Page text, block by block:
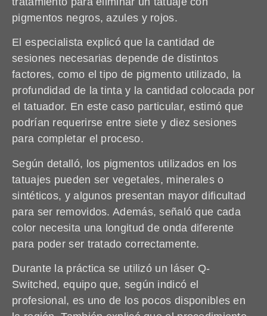
pigmentos negros, azules y rojos.
El especialista explicó que la cantidad de
sesiones necesarias depende de distintos
factores, como el tipo de pigmento utilizado, la
profundidad de la tinta y la cantidad colocada por
el tatuador. En este caso particular, estimó que
podrían requerirse entre siete y diez sesiones
para completar el proceso.
Según detalló, los pigmentos utilizados en los
tatuajes pueden ser vegetales, minerales o
sintéticos, y algunos presentan mayor dificultad
para ser removidos. Además, señaló que cada
color necesita una longitud de onda diferente
para poder ser tratado correctamente.
Durante la práctica se utilizó un láser Q-
Switched, equipo que, según indicó el
profesional, es uno de los pocos disponibles en